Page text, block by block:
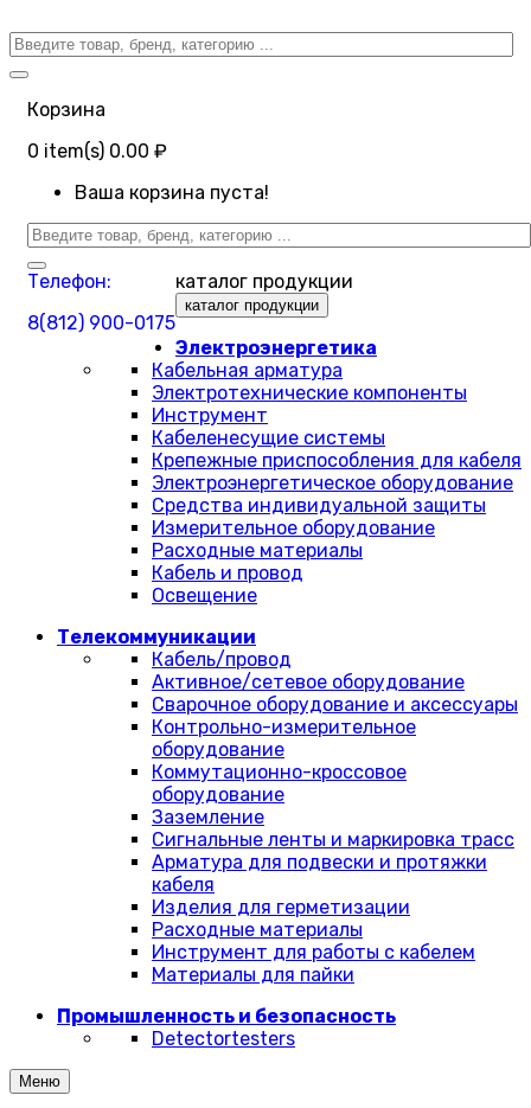
Корзина
0 item(s) 0.00 ₽
Ваша корзина пуста!
Телефон:
8(812) 900-0175
каталог продукции
каталог продукции
Электроэнергетика
Кабельная арматура
Электротехнические компоненты
Инструмент
Кабеленесущие системы
Крепежные приспособления для кабеля
Электроэнергетическое оборудование
Средства индивидуальной защиты
Измерительное оборудование
Расходные материалы
Кабель и провод
Освещение
Телекоммуникации
Кабель/провод
Активное/сетевое оборудование
Сварочное оборудование и аксессуары
Контрольно-измерительное
оборудование
Коммутационно-кроссовое
оборудование
Заземление
Сигнальные ленты и маркировка трасс
Арматура для подвески и протяжки
кабеля
Изделия для герметизации
Расходные материалы
Инструмент для работы с кабелем
Материалы для пайки
Промышленность и безопасность
Detectortesters
Меню